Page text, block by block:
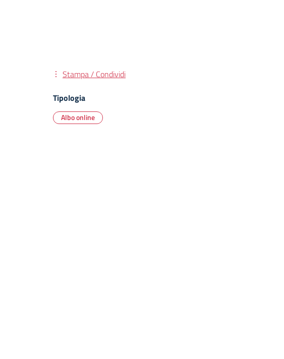
Stampa / Condividi
Tipologia
Albo online